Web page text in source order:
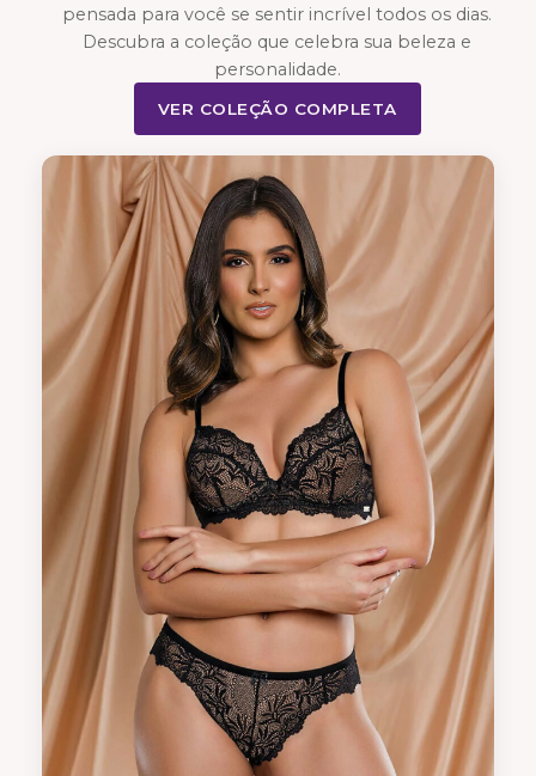
pensada para você se sentir incrível todos os dias.
Descubra a coleção que celebra sua beleza e
personalidade.
VER COLEÇÃO COMPLETA